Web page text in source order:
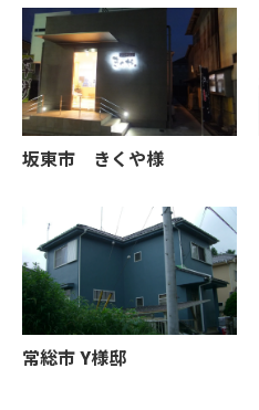
坂東市 きくや様
常総市 Y様邸